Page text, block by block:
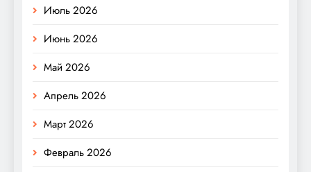
Июль 2026
Июнь 2026
Май 2026
Апрель 2026
Март 2026
Февраль 2026